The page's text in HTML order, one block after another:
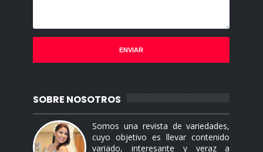
SOBRE NOSOTROS
Somos una revista de variedades,
cuyo objetivo es llevar contenido
variado, interesante y veraz a